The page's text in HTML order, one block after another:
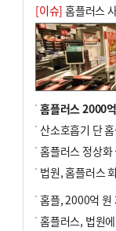
[이슈] 홈플러스
홈플러스 2000
홈플러스 정상화
법원, 홈플러스